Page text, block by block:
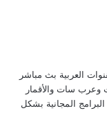
العربية بث مباشر
وعرب سات والأقمار
المجانية بشكل